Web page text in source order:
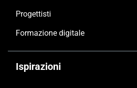
Progettisti
Formazione digitale
Ispirazioni